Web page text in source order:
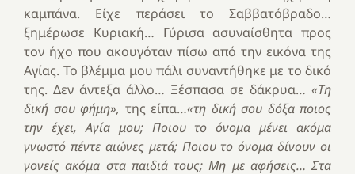
καμπάνα. Είχε περάσει το Σαββατόβραδο…
ξημέρωσε Κυριακή… Γύρισα ασυναίσθητα προς
τον ήχο που ακουγόταν πίσω από την εικόνα της
Αγίας. Το βλέμμα μου πάλι συναντήθηκε με το δικό
της. Δεν άντεξα άλλο… Ξέσπασα σε δάκρυα… «Τη
δική σου φήμη», της είπα…«τη δική σου δόξα ποιος
την έχει, Αγία μου; Ποιου το όνομα μένει ακόμα
γνωστό πέντε αιώνες μετά; Ποιου το όνομα δίνουν οι
γονείς ακόμα στα παιδιά τους; Μη με αφήσεις… Στα